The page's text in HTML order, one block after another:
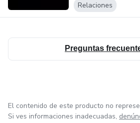
Relaciones
Preguntas
El contenido de este producto no
Si ves informaciones inadecuadas,